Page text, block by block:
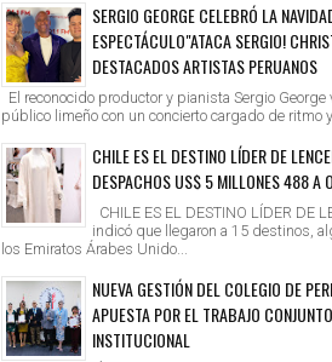
SERGIO GEORGE CELEBRÓ LA
ESPECTÁCULO"ATACA SERGIO!
DESTACADOS ARTISTAS PERUANOS
El reconocido productor y pianista Sergio George
público limeño con un concierto cargado de ritmo
CHILE ES EL DESTINO LÍDER DE
DESPACHOS US$ 5 MILLONES 488 A
CHILE ES EL DESTINO LÍDER DE
indicó que llegaron a 15 destinos,
los Emiratos Árabes Unido...
NUEVA GESTIÓN DEL COLEGIO DE
APUESTA POR EL TRABAJO
INSTITUCIONAL